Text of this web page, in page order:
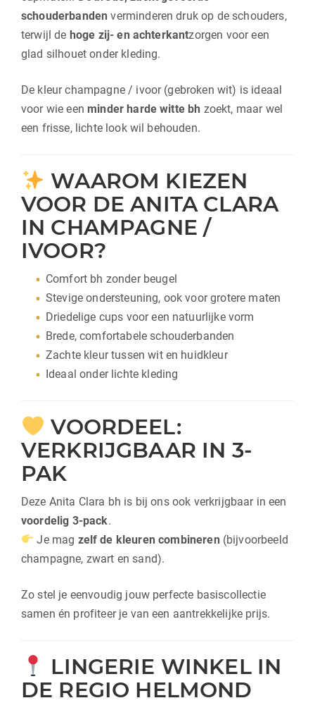
schouderbanden verminderen druk op de schouders,
terwijl de hoge zij- en achterkantzorgen voor een
glad silhouet onder kleding.
De kleur champagne / ivoor (gebroken wit) is ideaal
voor wie een minder harde witte bh zoekt, maar wel
een frisse, lichte look wil behouden.
WAAROM KIEZEN
VOOR DE ANITA CLARA
IN CHAMPAGNE /
IVOOR?
Comfort bh zonder beugel
Stevige ondersteuning, ook voor grotere maten
Driedelige cups voor een natuurlijke vorm
Brede, comfortabele schouderbanden
Zachte kleur tussen wit en huidkleur
Ideaal onder lichte kleding
VOORDEEL:
VERKRIJGBAAR IN 3-
PAK
Deze Anita Clara bh is bij ons ook verkrijgbaar in een
voordelig 3-pack.
Je mag zelf de kleuren combineren (bijvoorbeeld
champagne, zwart en sand).
Zo stel je eenvoudig jouw perfecte basiscollectie
samen én profiteer je van een aantrekkelijke prijs.
LINGERIE WINKEL IN
DE REGIO HELMOND